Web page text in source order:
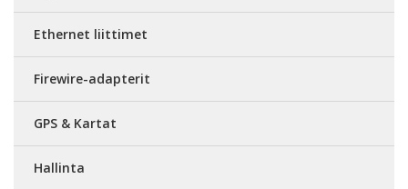
Ethernet liittimet
Firewire-adapterit
GPS & Kartat
Hallinta